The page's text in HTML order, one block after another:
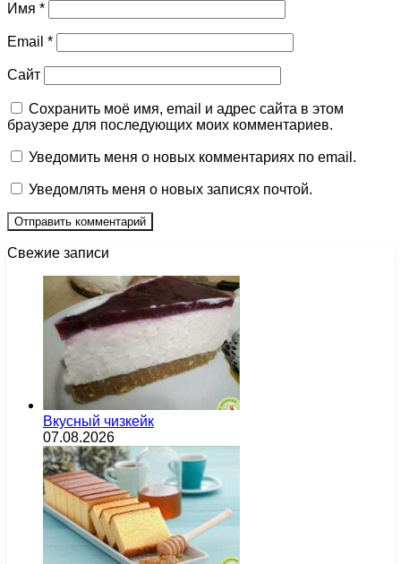
Имя *
Email *
Сайт
Сохранить моё имя, email и адрес сайта в этом
браузере для последующих моих комментариев.
Уведомить меня о новых комментариях по email.
Уведомлять меня о новых записях почтой.
Свежие записи
Вкусный чизкейк
07.08.2026